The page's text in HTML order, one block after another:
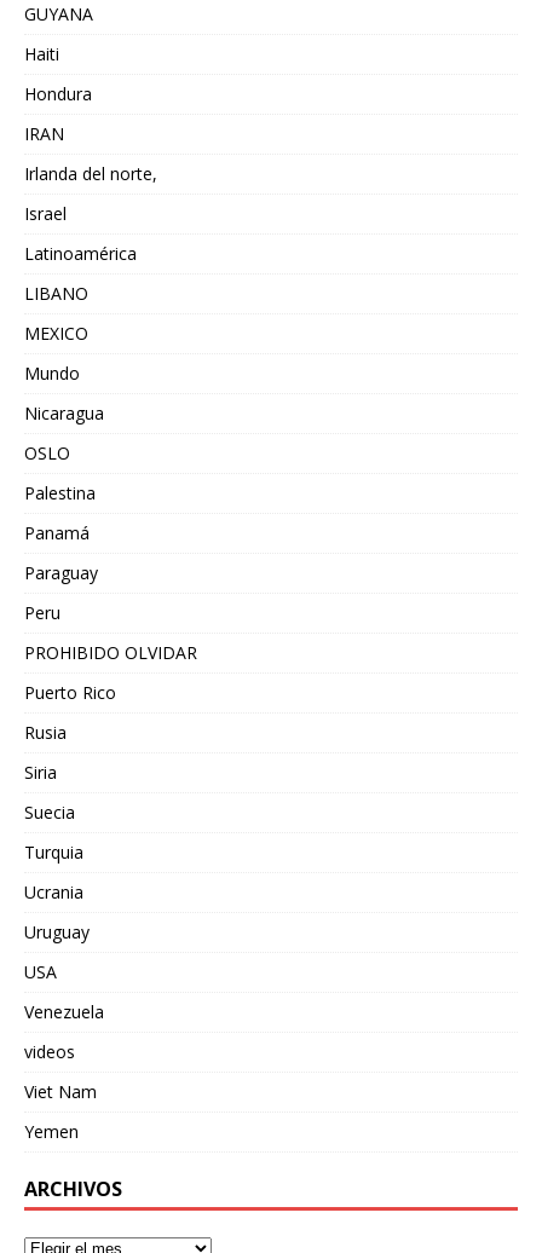
GUYANA
Haiti
Hondura
IRAN
Irlanda del norte,
Israel
Latinoamérica
LIBANO
MEXICO
Mundo
Nicaragua
OSLO
Palestina
Panamá
Paraguay
Peru
PROHIBIDO OLVIDAR
Puerto Rico
Rusia
Siria
Suecia
Turquia
Ucrania
Uruguay
USA
Venezuela
videos
Viet Nam
Yemen
ARCHIVOS